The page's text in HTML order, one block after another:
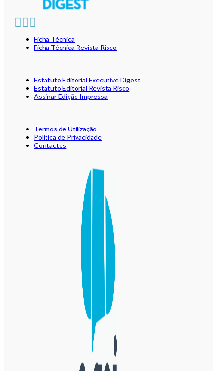
Ficha Técnica
Ficha Técnica Revista Risco
Estatuto Editorial Executive Digest
Estatuto Editorial Revista Risco
Assinar Edição Impressa
Termos de Utilização
Política de Privacidade
Contactos